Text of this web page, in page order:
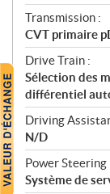
Transmission :
CVT primaire
Drive Train :
Sélection des
différentiel
Driving
N/D
Power Steering
Système de